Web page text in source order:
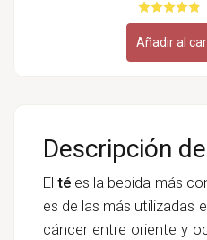
Añadir al
Descripción
El tées la bebida más
es de las más utilizadas
cáncer entre oriente y